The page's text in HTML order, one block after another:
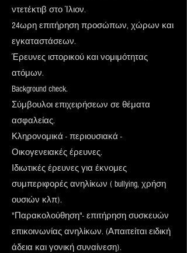
ντετέκτιβ στο Ίλιον.
24ωρη επιτήρηση προσώπων, χώρων και
εγκαταστάσεων.
Έρευνες ιστορικού και νομιμότητας
ατόμων.
Background check.
Σύμβουλοι επιχειρήσεων σε θέματα
ασφαλείας.
Κληρονομικά - περιουσιακά -
Οικογενειακές έρευνες.
Ιδιωτικές έρευνες για έκνομες
συμπεριφορές ανηλίκων ( bullying, χρήση
ουσιών κλπ).
"Παρακολούθηση"- επιτήρηση συσκευών
επικοινωνίας ανηλίκων. (Απαιτείται ειδική
άδεια και γονική συναίνεση).